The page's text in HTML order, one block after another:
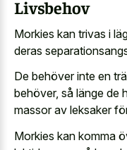
Livsbehov
Morkies kan trivas i
deras
De behöver inte en
behöver, så länge de
massor av leksaker
Morkies kan komma